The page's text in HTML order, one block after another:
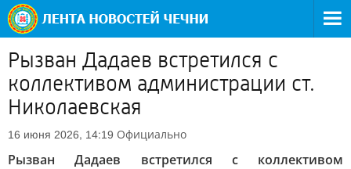
Рызван Дадаев встретился с
коллективом администрации ст.
Николаевская
16 июня 2026, 14:19 Официально
Рызван Дадаев встретился с коллективом